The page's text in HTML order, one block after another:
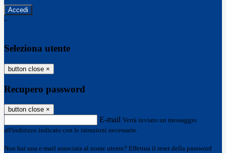
-
Seleziona utente
button close ×
Recupero password
button close ×
E-mail Verrà inviato un messaggio
all'indirizzo indicato con le istruzioni necessarie.
Non hai una e-mail associata al nome utente? Effettua il reset della password